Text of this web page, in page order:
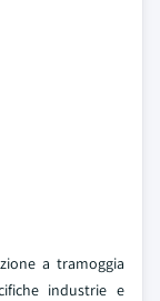
a tramoggia
industrie e